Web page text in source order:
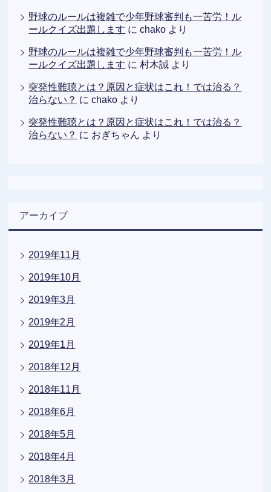
野球のルールは複雑で少年野球審判も一苦労！ル
ールクイズ出題します にchako より
野球のルールは複雑で少年野球審判も一苦労！ル
ールクイズ出題します に村木誠 より
突発性難聴とは？原因と症状はこれ！では治る？
治らない？ にchako より
突発性難聴とは？原因と症状はこれ！では治る？
治らない？ に おぎちゃん より
アーカイブ
2019年11月
2019年10月
2019年3月
2019年2月
2019年1月
2018年12月
2018年11月
2018年6月
2018年5月
2018年4月
2018年3月